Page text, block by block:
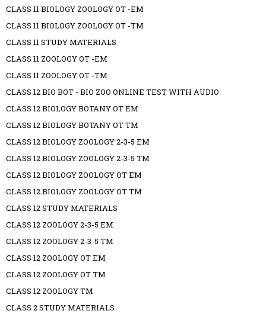
CLASS 11 BIOLOGY ZOOLOGY OT -EM
CLASS 11 BIOLOGY ZOOLOGY OT -TM
CLASS 11 STUDY MATERIALS
CLASS 11 ZOOLOGY OT -EM
CLASS 11 ZOOLOGY OT -TM
CLASS 12 BIO BOT - BIO ZOO ONLINE TEST WITH AUDIO
CLASS 12 BIOLOGY BOTANY OT EM
CLASS 12 BIOLOGY BOTANY OT TM
CLASS 12 BIOLOGY ZOOLOGY 2-3-5 EM
CLASS 12 BIOLOGY ZOOLOGY 2-3-5 TM
CLASS 12 BIOLOGY ZOOLOGY OT EM
CLASS 12 BIOLOGY ZOOLOGY OT TM
CLASS 12 STUDY MATERIALS
CLASS 12 ZOOLOGY 2-3-5 EM
CLASS 12 ZOOLOGY 2-3-5 TM
CLASS 12 ZOOLOGY OT EM
CLASS 12 ZOOLOGY OT TM
CLASS 12 ZOOLOGY TM
CLASS 2 STUDY MATERIALS